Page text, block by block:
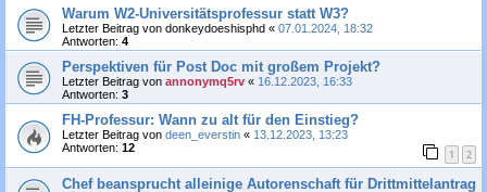
Warum W2-Universitätsprofessur statt W3?
Letzter Beitrag von donkeydoeshisphd « 07.01.2024, 18:32
Antworten: 4
Perspektiven für Post Doc mit großem Projekt?
Letzter Beitrag von annonymq5rv « 16.12.2023, 16:33
Antworten: 3
FH-Professur: Wann zu alt für den Einstieg?
Letzter Beitrag von deen_everstin « 13.12.2023, 13:23
Antworten: 12 1 2
Chef beansprucht alleinige Autorenschaft für Drittmittelantrag